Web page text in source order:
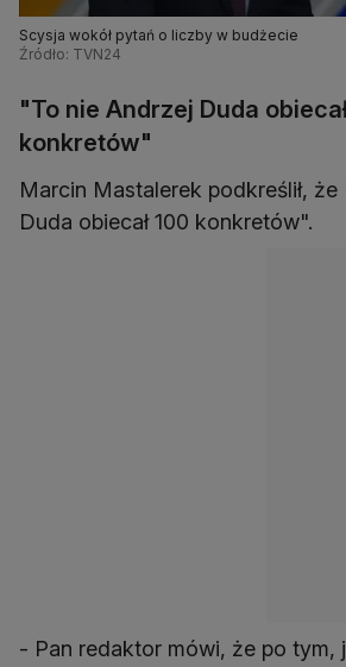
Scysja wokół pytań o liczby w budżecie
Źródło: TVN24
"To nie Andrzej Duda
konkretów"
Marcin Mastalerek podkreślił,
Duda obiecał 100 konkretów".
- Pan redaktor mówi, że po tym,